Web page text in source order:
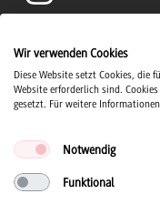
LinkedIn
Wir verwenden Cookies
Diese Website setzt Cookies, die
Website erforderlich sind.
gesetzt. Für weitere
Notwendig
Funktional